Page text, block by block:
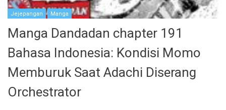
Jejepangan Manga
Manga Dandadan chapter 191
Bahasa Indonesia: Kondisi Momo
Memburuk Saat Adachi Diserang
Orchestrator